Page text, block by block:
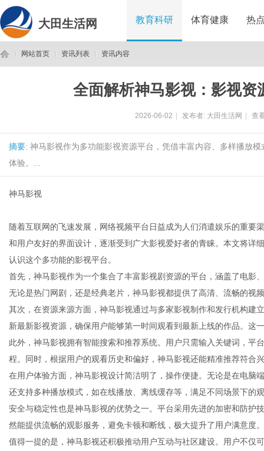
大田生活网 教育科研 体育健康 热
网站首页 资讯列表 资讯内容
全面解析神马影视：影视资
2026-06-02 发布者: 大田生活网 查
摘要: 神马影视作为多功能影视资源平台，凭借丰富内容、多样播放
体验。...
神马影视
随着互联网的飞速发展，网络视频平台日益成为人们消遣娱乐的重要
和用户友好的界面设计，逐渐受到广大影视爱好者的青睐。本文将详
认识这个多功能的影视平台。
首先，神马影视作为一个集合了丰富影视剧资源的平台，涵盖了电影
无论是热门网剧，还是经典老片，神马影视都提供了高清、流畅的视
其次，在资源来源方面，神马影视通过与多家影视制作和发行机构建
新最新影视资源，确保用户能够第一时间观看到最新上线的作品。这
此外，神马影视拥有智能搜索和推荐系统。用户只需输入关键词，平
程。同时，根据用户的观看历史和偏好，神马影视还能精准推荐符合
在用户体验方面，神马影视设计简洁明了，操作便捷。无论是在电脑
还支持多种播放模式，如在线播放、离线缓存等，满足不同场景下的
安全与稳定性也是神马影视的优势之一。平台采用先进的加密和防护
然能提供流畅的观影服务，避免卡顿和断线，极大提升了用户满意度。
值得一提的是，神马影视还积极推动用户互动与社区建设。用户不仅